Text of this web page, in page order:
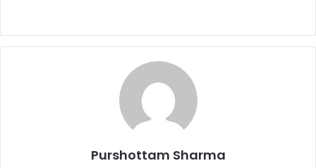
Purshottam Sharma